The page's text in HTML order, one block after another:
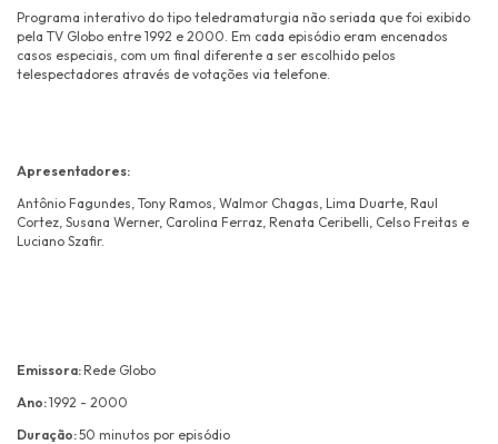
Programa interativo do tipo teledramaturgia não seriada que foi exibido
pela TV Globo entre 1992 e 2000. Em cada episódio eram encenados
casos especiais, com um final diferente a ser escolhido pelos
telespectadores através de votações via telefone.
Apresentadores:
Antônio Fagundes, Tony Ramos, Walmor Chagas, Lima Duarte, Raul
Cortez, Susana Werner, Carolina Ferraz, Renata Ceribelli, Celso Freitas e
Luciano Szafir.
Emissora:Rede Globo
Ano:1992 - 2000
Duração:50 minutos por episódio